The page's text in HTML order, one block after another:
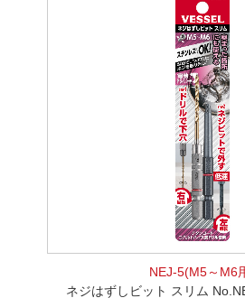
NEJ-5(M5～M6
ネジはずしビット スリム